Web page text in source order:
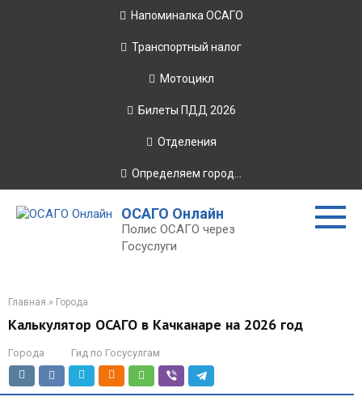
Напоминалка ОСАГО
Транспортный налог
Мотоцикл
Билеты ПДД 2026
Отделения
Определяем город...
ОСАГО Онлайн
Полис ОСАГО через
Госуслуги
Главная » Города
Калькулятор ОСАГО в Качканаре на 2026 год
Города Гид по Госусулгам